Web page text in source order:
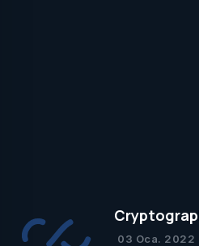
Yapısal
03 Oca. 2022